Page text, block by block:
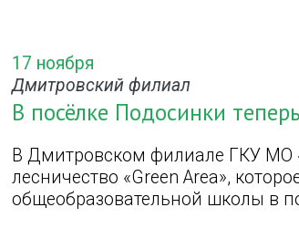
17 ноября
Дмитровский филиал
В посёлке Подосинки
В Дмитровском филиале ГКУ МО
лесничество «Green Area»,
общеобразовательной школы в